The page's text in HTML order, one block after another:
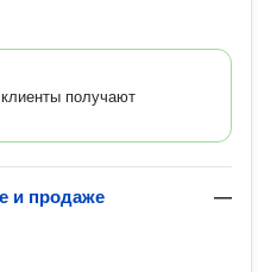
получают
и продаже
—